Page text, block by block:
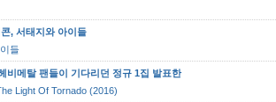
, 서태지와 아이들
들
비메탈 팬들이 기다리던 정규 1집 발표한
Light Of Tornado (2016)